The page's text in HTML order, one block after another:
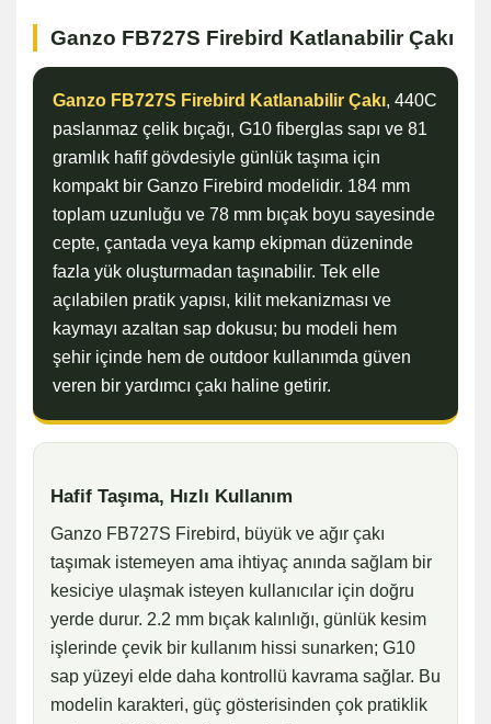
Ganzo FB727S Firebird Katlanabilir Çakı
Ganzo FB727S Firebird Katlanabilir Çakı, 440C
paslanmaz çelik bıçağı, G10 fiberglas sapı ve 81
gramlık hafif gövdesiyle günlük taşıma için
kompakt bir Ganzo Firebird modelidir. 184 mm
toplam uzunluğu ve 78 mm bıçak boyu sayesinde
cepte, çantada veya kamp ekipman düzeninde
fazla yük oluşturmadan taşınabilir. Tek elle
açılabilen pratik yapısı, kilit mekanizması ve
kaymayı azaltan sap dokusu; bu modeli hem
şehir içinde hem de outdoor kullanımda güven
veren bir yardımcı çakı haline getirir.
Hafif Taşıma, Hızlı Kullanım
Ganzo FB727S Firebird, büyük ve ağır çakı
taşımak istemeyen ama ihtiyaç anında sağlam bir
kesiciye ulaşmak isteyen kullanıcılar için doğru
yerde durur. 2.2 mm bıçak kalınlığı, günlük kesim
işlerinde çevik bir kullanım hissi sunarken; G10
sap yüzeyi elde daha kontrollü kavrama sağlar. Bu
modelin karakteri, güç gösterisinden çok pratiklik